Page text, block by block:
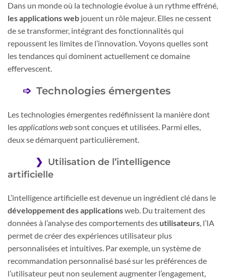
Dans un monde où la technologie évolue à un rythme effréné,
les applications web jouent un rôle majeur. Elles ne cessent
de se transformer, intégrant des fonctionnalités qui
repoussent les limites de l’innovation. Voyons quelles sont
les tendances qui dominent actuellement ce domaine
effervescent.
Technologies émergentes
Les technologies émergentes redéfinissent la manière dont
lesapplications websont conçues et utilisées. Parmi elles,
deux se démarquent particulièrement.
Utilisation de l’intelligence
artificielle
L’intelligence artificielle est devenue un ingrédient clé dans le
développement des applicationsweb. Du traitement des
données à l’analyse des comportements des utilisateurs, l’IA
permet de créer des expériences utilisateur plus
personnalisées et intuitives. Par exemple, un système de
recommandation personnalisé basé sur les préférences de
l’utilisateur peut non seulement augmenter l’engagement,